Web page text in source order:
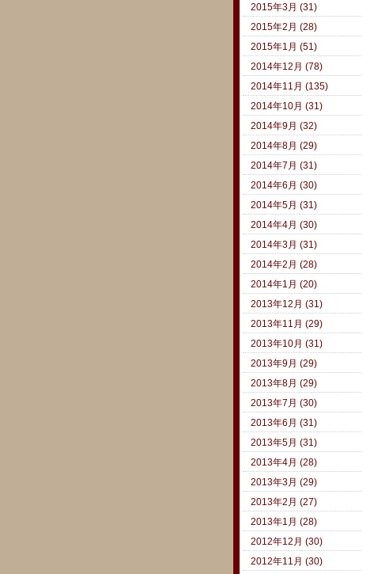
2015年3月 (31)
2015年2月 (28)
2015年1月 (51)
2014年12月 (78)
2014年11月 (135)
2014年10月 (31)
2014年9月 (32)
2014年8月 (29)
2014年7月 (31)
2014年6月 (30)
2014年5月 (31)
2014年4月 (30)
2014年3月 (31)
2014年2月 (28)
2014年1月 (20)
2013年12月 (31)
2013年11月 (29)
2013年10月 (31)
2013年9月 (29)
2013年8月 (29)
2013年7月 (30)
2013年6月 (31)
2013年5月 (31)
2013年4月 (28)
2013年3月 (29)
2013年2月 (27)
2013年1月 (28)
2012年12月 (30)
2012年11月 (30)